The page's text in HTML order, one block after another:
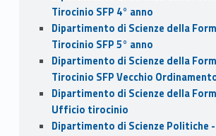
Tirocinio SFP 4° anno
Dipartimento di Scienze della
Tirocinio SFP 5° anno
Dipartimento di Scienze della
Tirocinio SFP Vecchio
Dipartimento di Scienze della
Ufficio tirocinio
Dipartimento di Scienze Politiche